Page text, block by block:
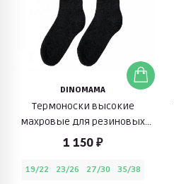
DINOMAMA
Термоноски высокие
махровые для резиновых
сапог (темно-синий)
1 150 ₽
19/22 23/26 27/30 35/38